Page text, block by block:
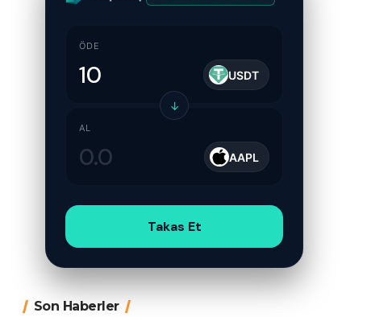
ÖDE
USDT
↓
AL
AAPL
Takas Et
Son Haberler